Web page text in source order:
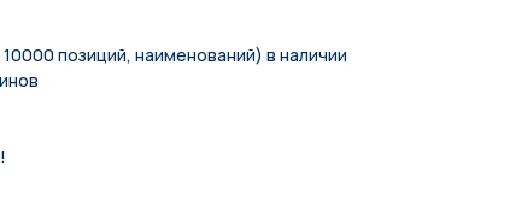
позиций, наименований) в наличии